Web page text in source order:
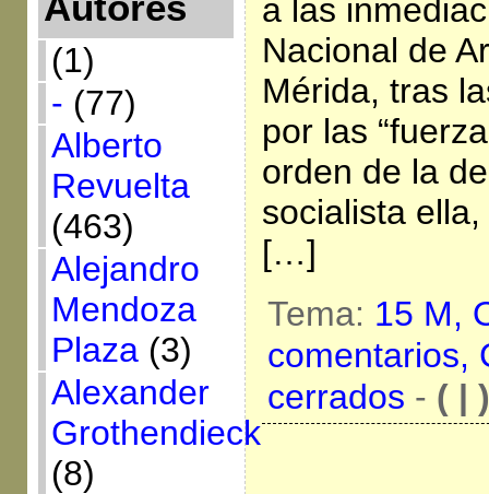
(1)
- (77)
Alberto
Revuelta
(463)
Alejandro
Mendoza
Plaza(3)
Alexander
Grothendieck
(8)
a las
Nacional de
Mérida, tras
por las
orden de la
socialista
[…]
Tema: 15 M,
comentarios,
cerrados - ( | )